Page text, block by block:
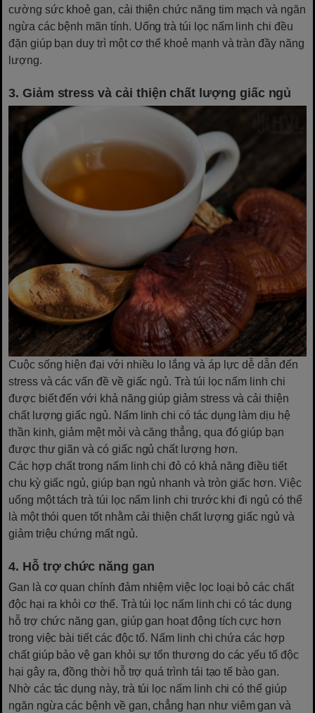
cường sức khoẻ gan, cải thiện chức năng tim mạch và ngăn
ngừa các bệnh mãn tính. Uống trà túi lọc nấm linh chi đều
đặn giúp bạn duy trì một cơ thể khoẻ mạnh và tràn đầy năng
lượng.
3. Giảm stress và cải thiện chất lượng giấc ngủ
Cuộc sống hiện đại với nhiều lo lắng và áp lực dễ dẫn đến
stress và các vấn đề về giấc ngủ. Trà túi lọc nấm linh chi
được biết đến với khả năng giúp giảm stress và cải thiện
chất lượng giấc ngủ. Nấm linh chi có tác dụng làm dịu hệ
thần kinh, giảm mệt mỏi và căng thẳng, qua đó giúp bạn
được thư giãn và có giấc ngủ chất lượng hơn.
Các hợp chất trong nấm linh chi đỏ có khả năng điều tiết
chu kỳ giấc ngủ, giúp bạn ngủ nhanh và tròn giấc hơn. Việc
uống một tách trà túi lọc nấm linh chi trước khi đi ngủ có thể
là một thói quen tốt nhằm cải thiện chất lượng giấc ngủ và
giảm triệu chứng mất ngủ.
4. Hỗ trợ chức năng gan
Gan là cơ quan chính đảm nhiệm việc lọc loại bỏ các chất
độc hại ra khỏi cơ thể. Trà túi lọc nấm linh chi có tác dụng
hỗ trợ chức năng gan, giúp gan hoạt động tích cực hơn
trong việc bài tiết các độc tố. Nấm linh chi chứa các hợp
chất giúp bảo vệ gan khỏi sự tổn thương do các yếu tố độc
hại gây ra, đồng thời hỗ trợ quá trình tái tạo tế bào gan.
Nhờ các tác dụng này, trà túi lọc nấm linh chi có thể giúp
ngăn ngừa các bệnh về gan, chẳng hạn như viêm gan và